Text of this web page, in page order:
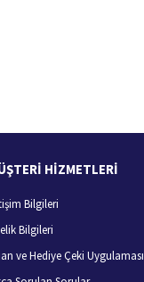
HİZMETLERİ
Bilgileri
Bilgileri
ve Hediye Çeki Uygulaması